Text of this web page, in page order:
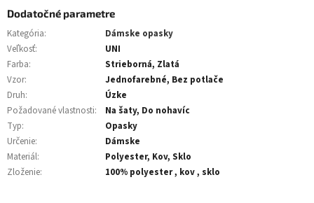
Dodatočné parametre
Kategória:
Dámske opasky
Veľkosť:
UNI
Farba:
Strieborná, Zlatá
Vzor:
Jednofarebné, Bez potlače
Druh:
Úzke
Požadované vlastnosti:
Na šaty, Do nohavíc
Typ:
Opasky
Určenie:
Dámske
Materiál:
Polyester, Kov, Sklo
Zloženie: 100% polyester , kov , sklo